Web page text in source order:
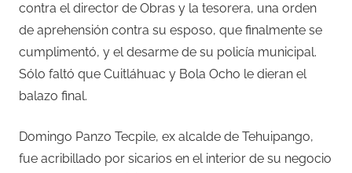
contra el director de Obras y la tesorera, una orden
de aprehensión contra su esposo, que finalmente se
cumplimentó, y el desarme de su policía municipal.
Sólo faltó que Cuitláhuac y Bola Ocho le dieran el
balazo final.
Domingo Panzo Tecpile, ex alcalde de Tehuipango,
fue acribillado por sicarios en el interior de su negocio